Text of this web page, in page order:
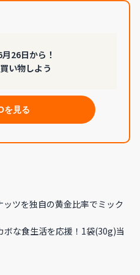
26日から！
い物しよう
を見る
ツを独自の黄金比率でミック
ボな食生活を応援！1袋(30g)当